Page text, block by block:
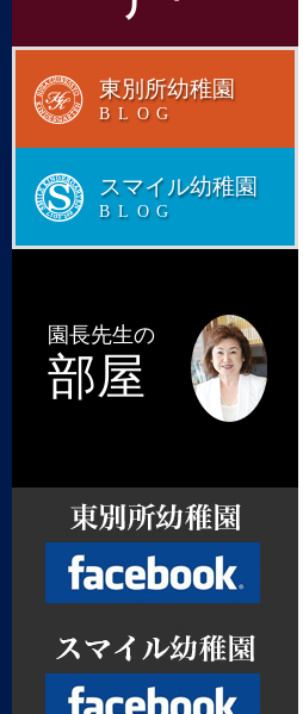
東別所幼稚園
BLOG
スマイル幼稚園
BLOG
園長先生の
部屋
Facebook